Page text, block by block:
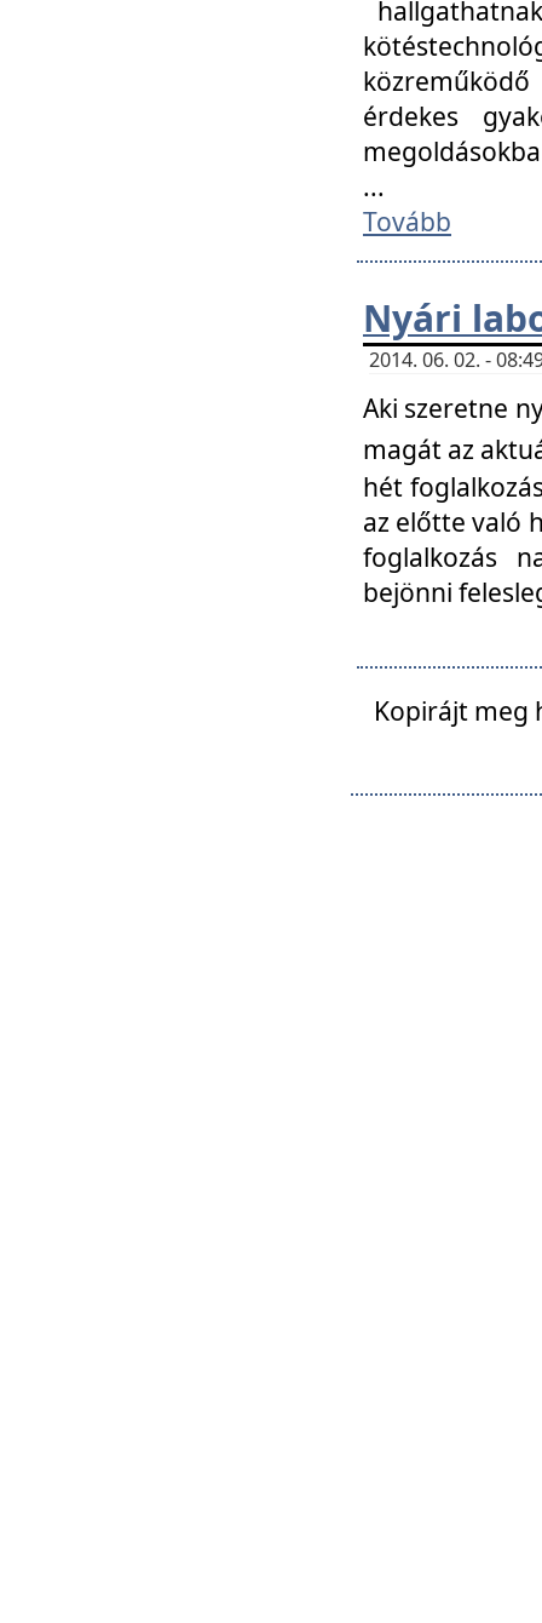
érdekes
...
Tovább
Nyári
2014. 06. 02. -
Aki szeretne
magát az
hét
az előtte való
foglalkozás
bejönni
Kopirájt meg